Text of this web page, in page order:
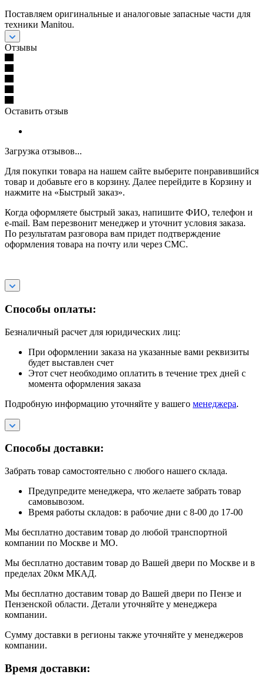
Поставляем оригинальные и аналоговые запасные части для
техники Manitou.
Отзывы
Оставить отзыв
Загрузка отзывов...
Для покупки товара на нашем сайте выберите понравившийся
товар и добавьте его в корзину. Далее перейдите в Корзину и
нажмите на «Быстрый заказ».
Когда оформляете быстрый заказ, напишите ФИО, телефон и
e-mail. Вам перезвонит менеджер и уточнит условия заказа.
По результатам разговора вам придет подтверждение
оформления товара на почту или через СМС.
Способы оплаты:
Безналичный расчет для юридических лиц:
При оформлении заказа на указанные вами реквизиты
будет выставлен счет
Этот счет необходимо оплатить в течение трех дней с
момента оформления заказа
Подробную информацию уточняйте у вашего менеджера.
Способы доставки:
Забрать товар самостоятельно с любого нашего склада.
Предупредите менеджера, что желаете забрать товар
самовывозом.
Время работы складов: в рабочие дни с 8-00 до 17-00
Мы бесплатно доставим товар до любой транспортной
компании по Москве и МО.
Мы бесплатно доставим товар до Вашей двери по Москве и в
пределах 20км МКАД.
Мы бесплатно доставим товар до Вашей двери по Пензе и
Пензенской области. Детали уточняйте у менеджера
компании.
Сумму доставки в регионы также уточняйте у менеджеров
компании.
Время доставки: